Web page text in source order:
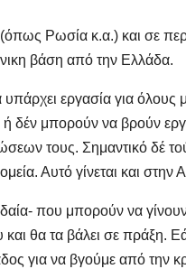
Ρωσία κ.α.) και σε
βάση από την Ελλάδα.
εργασία για όλους
δέν μπορούν να βρούν
τους. Σημαντικό δέ
Αυτό γίνεται και στην
που μπορούν να
θα τα βάλει σε πράξη.
για να βγούμε από την